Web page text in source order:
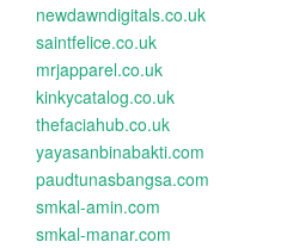
newdawndigitals.co.uk
saintfelice.co.uk
mrjapparel.co.uk
kinkycatalog.co.uk
thefaciahub.co.uk
yayasanbinabakti.com
paudtunasbangsa.com
smkal-amin.com
smkal-manar.com